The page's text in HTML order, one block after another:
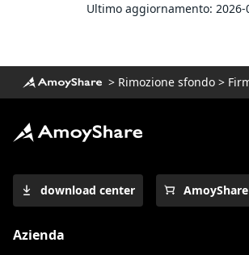
Ultimo aggiornamento: 2026-
> Rimozione sfondo >
download center
Azienda